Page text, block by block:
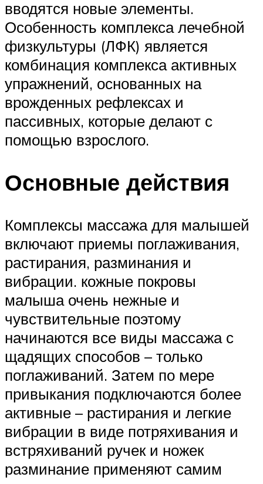
вводятся новые элементы.
Особенность комплекса лечебной
физкультуры (ЛФК) является
комбинация комплекса активных
упражнений, основанных на
врожденных рефлексах и
пассивных, которые делают с
помощью взрослого.
Основные действия
Комплексы массажа для малышей
включают приемы поглаживания,
растирания, разминания и
вибрации. кожные покровы
малыша очень нежные и
чувствительные поэтому
начинаются все виды массажа с
щадящих способов – только
поглаживаний. Затем по мере
привыкания подключаются более
активные – растирания и легкие
вибрации в виде потряхивания и
встряхиваний ручек и ножек
разминание применяют самим